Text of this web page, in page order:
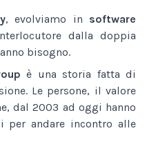
, evolviamo in software
dalla doppia
bisogno.
è una storia fatta di
Le persone, il valore
dal 2003 ad oggi hanno
per andare incontro alle